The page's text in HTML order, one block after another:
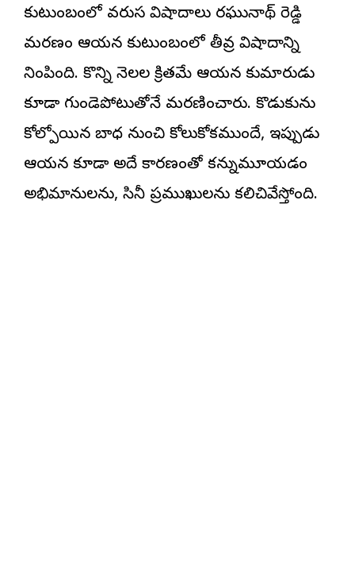
కుటుంబంలో వరుస విషాదాలు రఘునాథ్ రెడ్డి
మరణం ఆయన కుటుంబంలో తీవ్ర విషాదాన్ని
నింపింది. కొన్ని నెలల క్రితమే ఆయన కుమారుడు
కూడా గుండెపోటుతోనే మరణించారు. కొడుకును
కోల్పోయిన బాధ నుంచి కోలుకోకముందే, ఇప్పుడు
ఆయన కూడా అదే కారణంతో కన్నుమూయడం
అభిమానులను, సినీ ప్రముఖులను కలిచివేస్తోంది.